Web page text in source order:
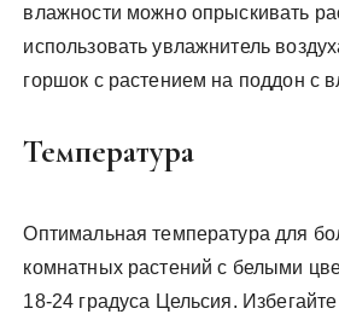
влажности можно опрыскивать
использовать увлажнитель
горшок с растением на поддон с
Температура
Оптимальная температура для
комнатных растений с белыми
18-24 градуса Цельсия.